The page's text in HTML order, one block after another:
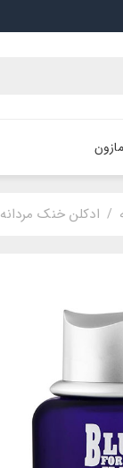
/ ادکلن خنک مردانه